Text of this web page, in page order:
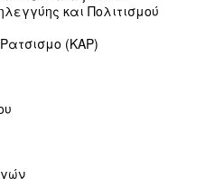
και Πολιτισμού
(ΚΑΡ)